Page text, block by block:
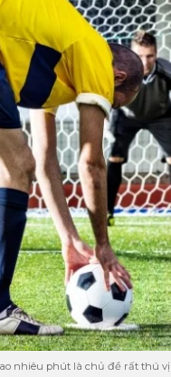
nhiêu phút là chủ đề rất thú